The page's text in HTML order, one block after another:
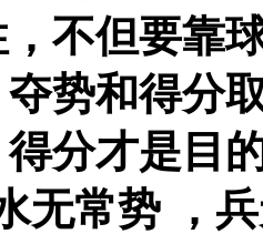
不但要靠
势和得分
分才是目
无常势 ，